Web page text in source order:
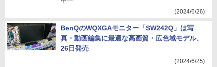
(2024/6/26)
BenQのWQXGAモニター「SW242Q」は写
真・動画編集に最適な高画質・広色域モデル、
26日発売
(2024/6/25)